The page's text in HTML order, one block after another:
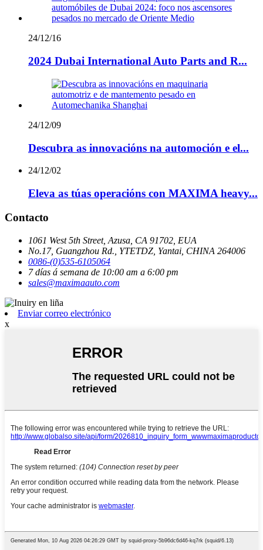
24/12/16
2024 Dubai International Auto Parts and R...
24/12/09
Descubra as innovacións na automoción e el...
24/12/02
Eleva as túas operacións con MAXIMA heavy...
Contacto
1061 West 5th Street, Azusa, CA 91702, EUA
No.17, Guangzhou Rd., YTETDZ, Yantai, CHINA 264006
0086-(0)535-6105064
7 días á semana de 10:00 am a 6:00 pm
sales@maximaauto.com
Enviar correo electrónico
x